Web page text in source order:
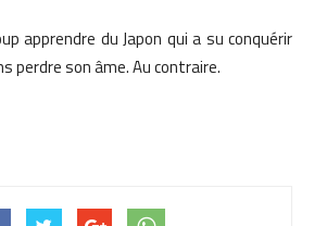
apprendre du Japon qui a su conquérir
perdre son âme. Au contraire.